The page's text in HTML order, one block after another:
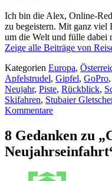
Ich bin die Alex, Online-
zu begeistern. Mit ganz viel
um die Welt und fülle dabei
Zeige alle Beiträge von
Kategorien Europa,
Apfelstrudel, Gipfel, GoPro,
Neujahr, Piste, Rückblick,
Skifahren, Stubaier
Kommentare
8 Gedanken zu